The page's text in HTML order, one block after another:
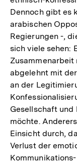
Dennoch gibt es
arabischen
Regierungen -,
sich viele sehen:
abgelehnt mit
an der
Gesellschaft
möchte.
Einsicht durch,
Verlust der